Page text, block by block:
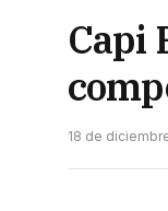
Capi
18 de